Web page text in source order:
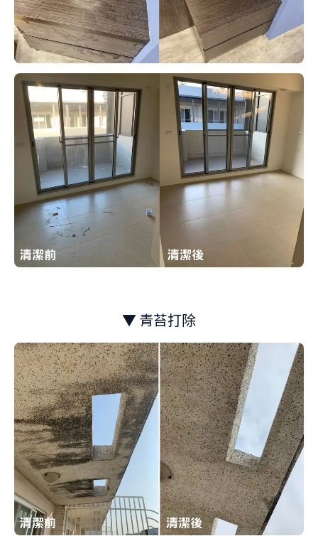
▼ 青苔打除